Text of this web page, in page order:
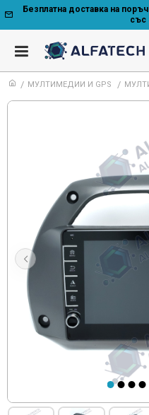
Безплатна доставка на
със
МУЛТИМЕДИИ И GPS